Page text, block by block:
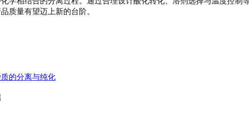
质量有望迈上新的台阶。
的分离与纯化